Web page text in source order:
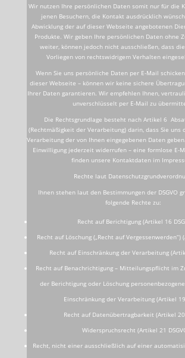
Wir nutzen Ihre persönlichen Daten somit nur für die
jenen Besuchern, die Kontakt ausdrücklich
Abwicklung der auf dieser Webseite angebotenen
Produkte. Wir geben Ihre persönlichen Daten ohne
weiter, können jedoch nicht ausschließen, dass
Vorliegen von rechtswidrigem Verhalten
Wenn Sie uns persönliche Daten per E-Mail
dieser Webseite – können wir keine sichere
Ihrer Daten garantieren. Wir empfehlen Ihnen,
unverschlüsselt per E-Mail zu
Die Rechtsgrundlage besteht nach Artikel 6
(Rechtmäßigkeit der Verarbeitung) darin, dass Sie uns
Verarbeitung der von Ihnen eingegebenen Daten
Einwilligung jederzeit widerrufen – eine formlose E-
finden unsere Kontaktdaten im
Rechte laut
Ihnen stehen laut den Bestimmungen der DSGVO
folgende Rechte zu:
Recht auf Berichtigung (Artikel 16
Recht auf Löschung („Recht auf Vergessenwerden“)
Recht auf Einschränkung der Verarbeitung
Recht auf Benachrichtigung – Mitteilungspflicht im
der Berichtigung oder Löschung
Einschränkung der Verarbeitung (Artikel 19
Recht auf Datenübertragbarkeit (Artikel 20
Widerspruchsrecht (Artikel 21
Recht, nicht einer ausschließlich auf einer